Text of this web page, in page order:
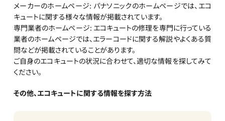
メーカーのホームページ: パナソニックのホームページでは、エコ
キュートに関する様々な情報が掲載されています。
専門業者のホームページ: エコキュートの修理を専門に行っている
業者のホームページでは、エラーコードに関する解説やよくある質
問などが掲載されていることがあります。
ご自身のエコキュートの状況に合わせて、適切な情報を探してみて
ください。
その他、エコキュートに関する情報を探す方法